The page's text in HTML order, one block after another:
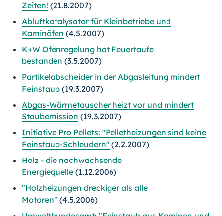
Zeiten! (21.8.2007)
Abluftkatalysator für Kleinbetriebe und
Kaminöfen (4.5.2007)
K+W Ofenregelung hat Feuertaufe
bestanden (3.5.2007)
Partikelabscheider in der Abgasleitung mindert
Feinstaub (19.3.2007)
Abgas-Wärmetauscher heizt vor und mindert
Staubemission (19.3.2007)
Initiative Pro Pellets: "Pelletheizungen sind keine
Feinstaub-Schleudern" (2.2.2007)
Holz - die nachwachsende
Energiequelle (1.12.2006)
"Holzheizungen dreckiger als alle
Motoren" (4.5.2006)